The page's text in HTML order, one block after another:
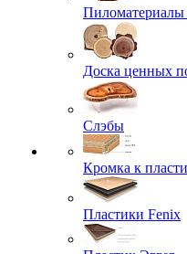
Доска ценных
Слэбы
Кромка к
Пластики Fenix